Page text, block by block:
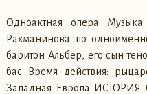
Одноактная опера
Рахманинова по
баритон Альбер, его сын
бас Время действия:
Западная Европа ИСТОРИЯ